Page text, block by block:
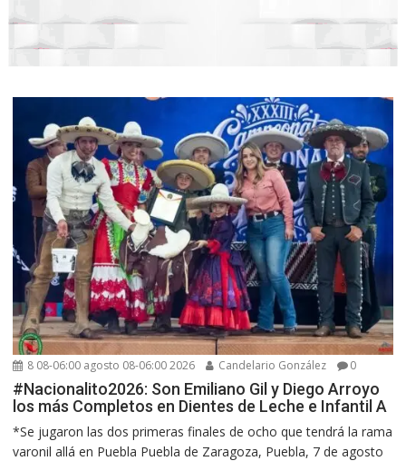
8 08-06:00 agosto 08-06:00 2026 Candelario González 0
#Nacionalito2026: Son Emiliano Gil y Diego Arroyo
los más Completos en Dientes de Leche e Infantil A
*Se jugaron las dos primeras finales de ocho que tendrá la rama
varonil allá en Puebla Puebla de Zaragoza, Puebla, 7 de agosto